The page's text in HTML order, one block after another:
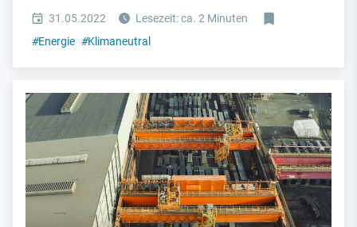
31.05.2022
Lesezeit: ca. 2 Minuten
#Energie #Klimaneutral